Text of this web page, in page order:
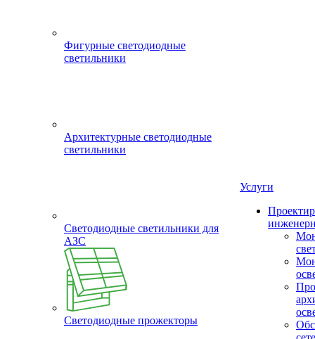
Фигурные светодиодные
светильники
Архитектурные светодиодные
светильники
Светодиодные светильники для
АЗС
Светодиодные прожекторы
Услуги